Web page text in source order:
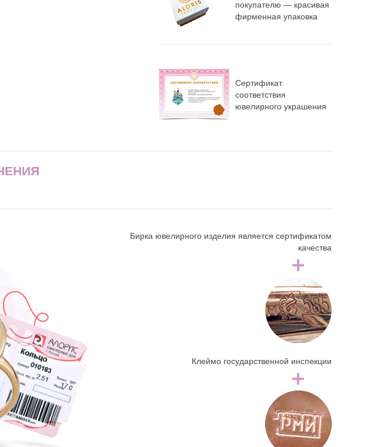
покупателю — красивая
фирменная упаковка
Сертификат
соответствия
ювелирного украшения
Бирка ювелирного изделия является сертификатом
качества
Клеймо государственной инспекции